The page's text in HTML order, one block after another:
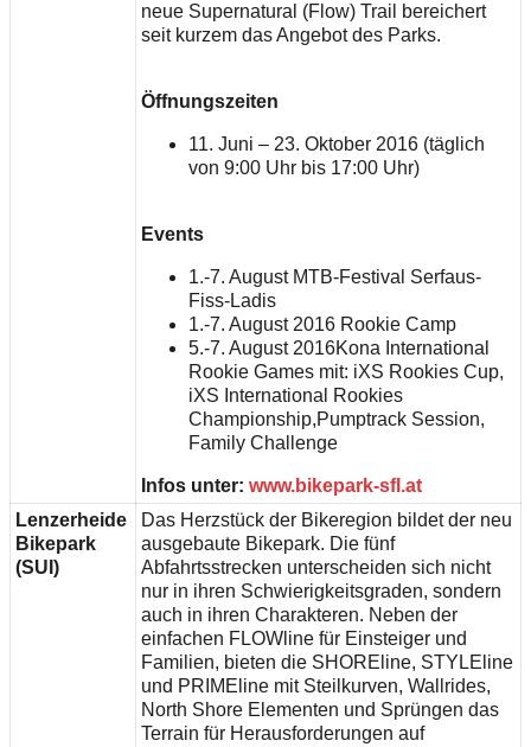
neue Supernatural (Flow) Trail bereichert
seit kurzem das Angebot des Parks.
Öffnungszeiten
11. Juni – 23. Oktober 2016 (täglich
von 9:00 Uhr bis 17:00 Uhr)
Events
1.-7. August MTB-Festival Serfaus-
Fiss-Ladis
1.-7. August 2016 Rookie Camp
5.-7. August 2016Kona International
Rookie Games mit: iXS Rookies Cup,
iXS International Rookies
Championship,Pumptrack Session,
Family Challenge
Infos unter: www.bikepark-sfl.at
Lenzerheide
Bikepark
(SUI)
Das Herzstück der Bikeregion bildet der neu
ausgebaute Bikepark. Die fünf
Abfahrtsstrecken unterscheiden sich nicht
nur in ihren Schwierigkeitsgraden, sondern
auch in ihren Charakteren. Neben der
einfachen FLOWline für Einsteiger und
Familien, bieten die SHOREline, STYLEline
und PRIMEline mit Steilkurven, Wallrides,
North Shore Elementen und Sprüngen das
Terrain für Herausforderungen auf